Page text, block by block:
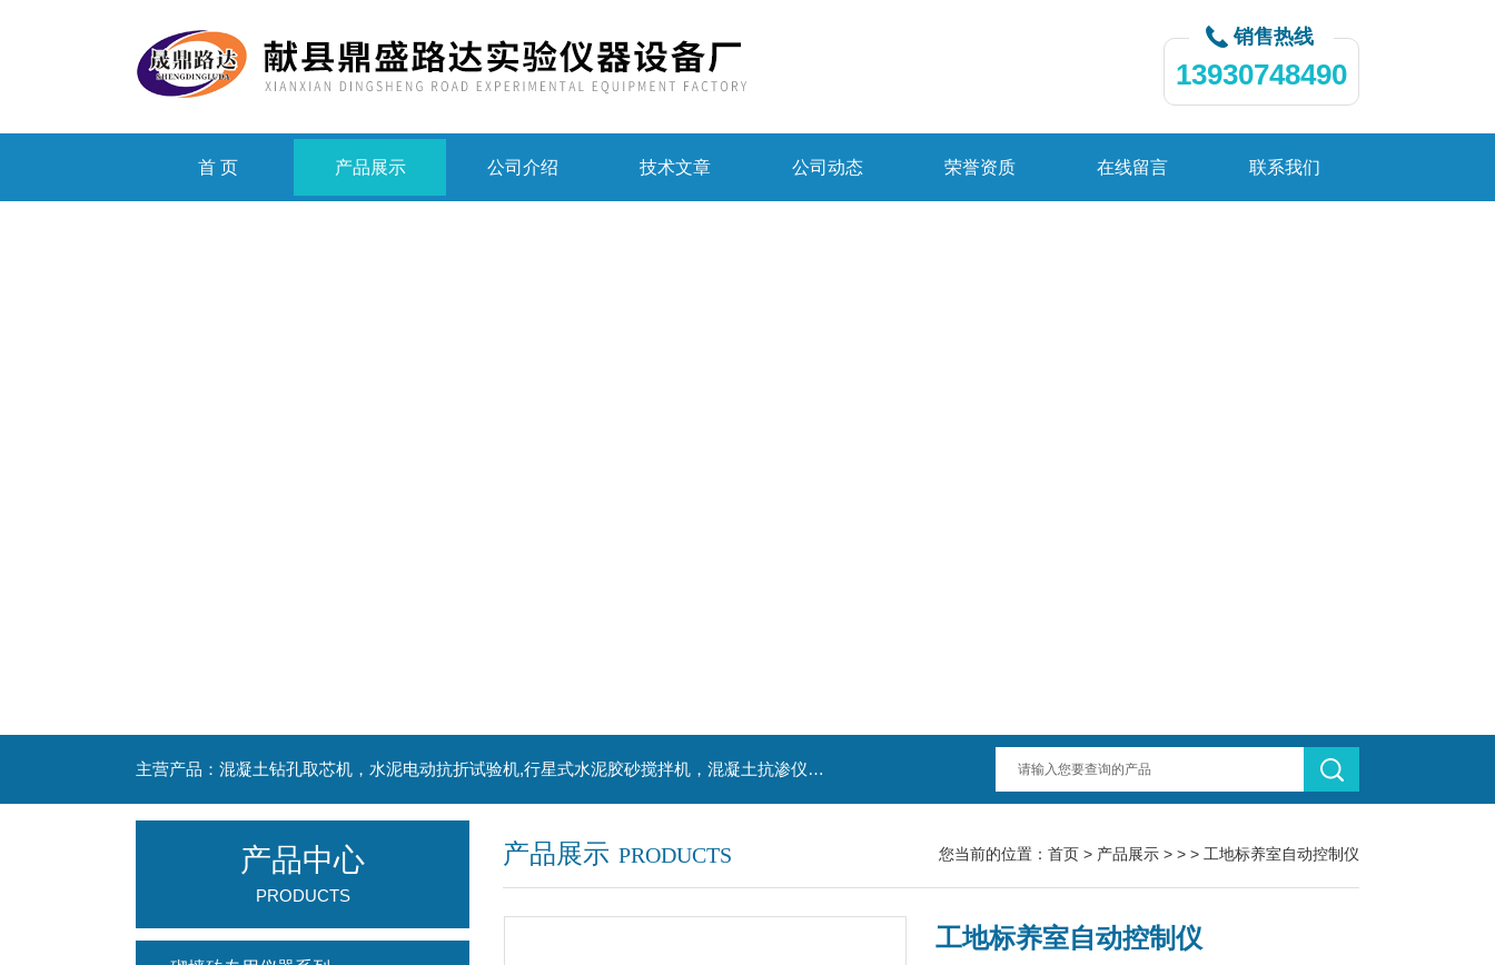
销售热线
13930748490
首 页 产品展示 公司介绍 技术文章 公司动态 荣誉资质 在线留言 联系我们
主营产品：混凝土钻孔取芯机，水泥电动抗折试验机,行星式水泥胶砂搅拌机，混凝土抗渗仪，水泥胶砂振实台，水泥净浆搅拌机，水泥细度负压筛析仪,混凝土含气量测定仪,混凝土振动台
产品展示 PRODUCTS 您当前的位置： 首页 > 产品展示 > > > 工地标养室自动控制仪
工地标养室自动控制仪
产品中心
PRODUCTS